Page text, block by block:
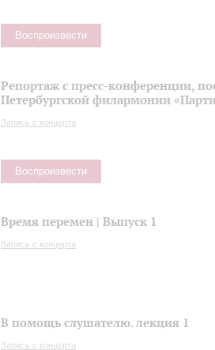
Воспроизвести
Репортаж с пресс-конференции,
Петербургской филармонии
Запись с концерта
Воспроизвести
Время перемен | Выпуск 1
Запись с концерта
В помощь слушателю. лекция 1
Запись с концерта